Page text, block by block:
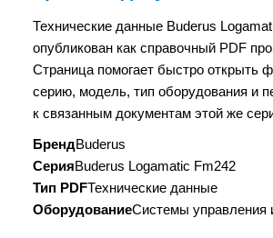
Технические данные Buderus
опубликован как справочный PDF
Страница помогает быстро открыть
серию, модель, тип оборудования и
к связанным документам этой же
БрендBuderus
СерияBuderus Logamatic Fm242
Тип PDFТехнические данные
ОборудованиеСистемы управления